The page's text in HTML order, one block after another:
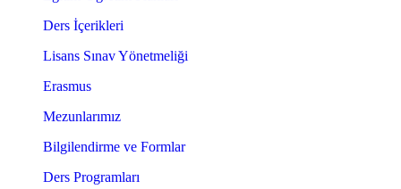
Ders İçerikleri
Lisans Sınav Yönetmeliği
Erasmus
Mezunlarımız
Bilgilendirme ve Formlar
Ders Programları